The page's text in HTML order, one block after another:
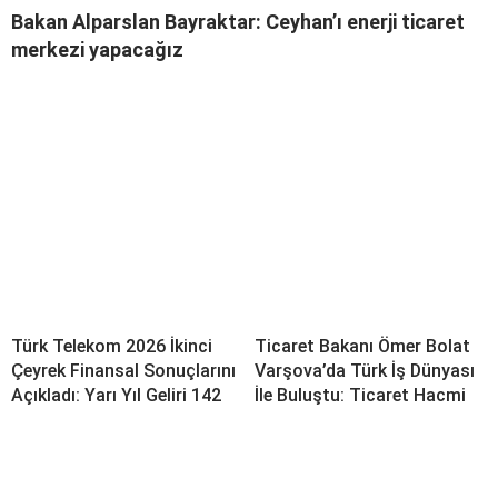
Bakan Alparslan Bayraktar: Ceyhan’ı enerji ticaret
merkezi yapacağız
Türk Telekom 2026 İkinci
Çeyrek Finansal Sonuçlarını
Açıkladı: Yarı Yıl Geliri 142
Ticaret Bakanı Ömer Bolat
Varşova’da Türk İş Dünyası
İle Buluştu: Ticaret Hacmi